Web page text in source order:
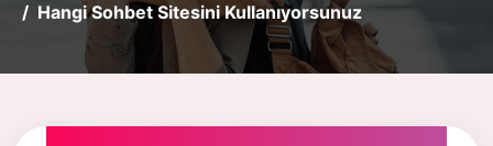
Hangi Sohbet Sitesini Kullanıyorsunuz